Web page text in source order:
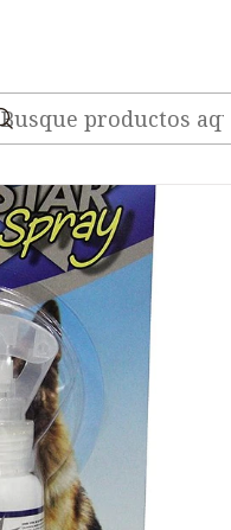
Veterinario Mascotas